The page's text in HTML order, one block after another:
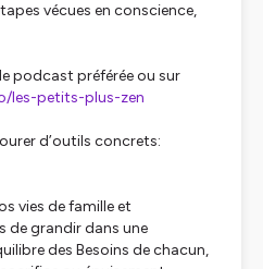
vécues en conscience,
podcast préférée ou sur
les-petits-plus-zen
d’outils concrets:
vies de famille et
de grandir dans une
des Besoins de chacun,